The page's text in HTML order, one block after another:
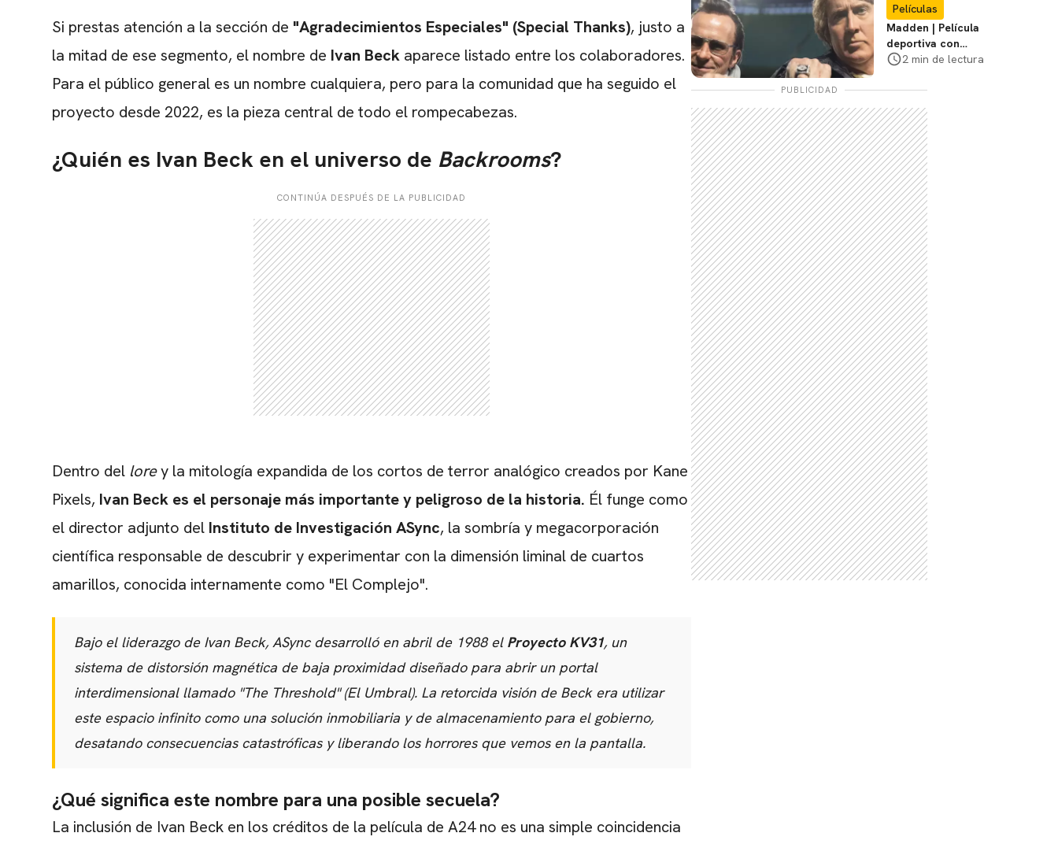
Si prestas atención a la sección de "Agradecimientos Especiales" (Special Thanks), justo a
la mitad de ese segmento, el nombre de Ivan Beck aparece listado entre los colaboradores.
Para el público general es un nombre cualquiera, pero para la comunidad que ha seguido el
proyecto desde 2022, es la pieza central de todo el rompecabezas.
¿Quién es Ivan Beck en el universo de Backrooms?
CONTINÚA DESPUÉS DE LA PUBLICIDAD
Dentro del lorey la mitología expandida de los cortos de terror analógico creados por Kane
Pixels, Ivan Beck es el personaje más importante y peligroso de la historia. Él funge como
el director adjunto del Instituto de Investigación ASync, la sombría y megacorporación
científica responsable de descubrir y experimentar con la dimensión liminal de cuartos
amarillos, conocida internamente como "El Complejo".
Bajo el liderazgo de Ivan Beck, ASync desarrolló en abril de 1988 el Proyecto KV31, un
sistema de distorsión magnética de baja proximidad diseñado para abrir un portal
interdimensional llamado "The Threshold"(El Umbral). La retorcida visión de Beck era utilizar
este espacio infinito como una solución inmobiliaria y de almacenamiento para el gobierno,
desatando consecuencias catastróficas y liberando los horrores que vemos en la pantalla.
¿Qué significa este nombre para una posible secuela?
La inclusión de Ivan Beck en los créditos de la película de A24 no es una simple coincidencia
Películas
Madden | Película
deportiva con
Nicolas Cage tendrá
cines
2 min de lectura
PUBLICIDAD
CARREGANDO PUBLICIDADE